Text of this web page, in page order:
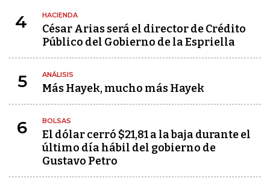
4 HACIENDA
César Arias será el director de Crédito
Público del Gobierno de la Espriella
5 ANÁLISIS
Más Hayek, mucho más Hayek
6 BOLSAS
El dólar cerró $21,81 a la baja durante el
último día hábil del gobierno de
Gustavo Petro